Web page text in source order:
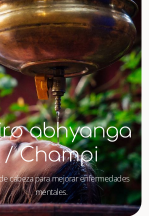
abhyanga
/ Champi
cabeza para mejorar enfermedades
mentales.